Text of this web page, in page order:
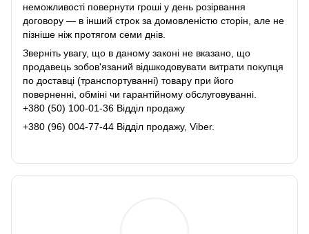
неможливості повернути гроші у день розірвання
договору ― в інший строк за домовленістю сторін, але не
пізніше ніж протягом семи днів.
Зверніть увагу, що в даному законі не вказано, що
продавець зобов'язаний відшкодовувати витрати покупця
по доставці (транспортуванні) товару при його
поверненні, обміні чи гарантійному обслуговуванні.
+380 (50) 100-01-36 Відділ продажу
+380 (96) 004-77-44 Відділ продажу, Viber.